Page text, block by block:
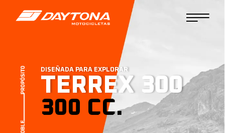
DISEÑADA PARA EXPLORAR
TERREX 300
300 CC.